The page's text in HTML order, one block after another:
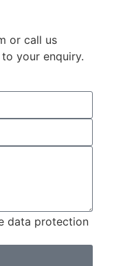
or call us
your enquiry.
data protection